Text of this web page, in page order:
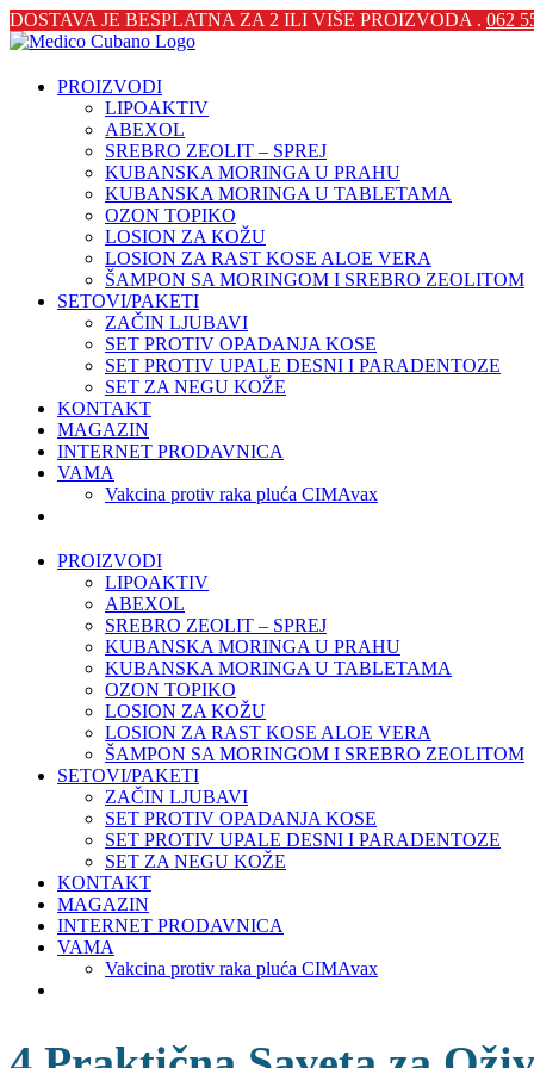
Skip
to
YouTube
Instagram
Facebook
Tiktok
DOSTAVA JE BESPLATNA ZA 2 ILI VIŠE PROIZVODA . 062
PROIZVODI
LIPOAKTIV
ABEXOL
SREBRO ZEOLIT – SPREJ
KUBANSKA MORINGA U PRAHU
KUBANSKA MORINGA U TABLETAMA
OZON TOPIKO
LOSION ZA KOŽU
LOSION ZA RAST KOSE ALOE VERA
ŠAMPON SA MORINGOM I SREBRO ZEOLITOM
SETOVI/PAKETI
ZAČIN LJUBAVI
SET PROTIV OPADANJA KOSE
SET PROTIV UPALE DESNI I PARADENTOZE
SET ZA NEGU KOŽE
KONTAKT
MAGAZIN
INTERNET PRODAVNICA
VAMA
Vakcina protiv raka pluća CIMAvax
PROIZVODI
LIPOAKTIV
ABEXOL
SREBRO ZEOLIT – SPREJ
KUBANSKA MORINGA U PRAHU
KUBANSKA MORINGA U TABLETAMA
OZON TOPIKO
LOSION ZA KOŽU
LOSION ZA RAST KOSE ALOE VERA
ŠAMPON SA MORINGOM I SREBRO ZEOLITOM
SETOVI/PAKETI
ZAČIN LJUBAVI
SET PROTIV OPADANJA KOSE
SET PROTIV UPALE DESNI I PARADENTOZE
SET ZA NEGU KOŽE
KONTAKT
MAGAZIN
INTERNET PRODAVNICA
VAMA
Vakcina protiv raka pluća CIMAvax